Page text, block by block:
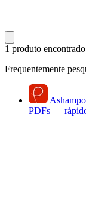
1 produto encontrado
Frequentemente
PDFs —